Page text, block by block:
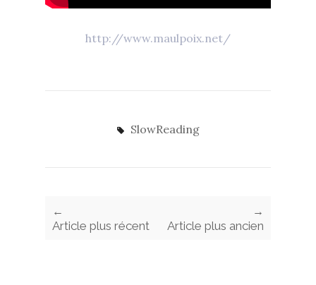
http://www.maulpoix.net/
SlowReading
←
Article plus récent
→
Article plus ancien